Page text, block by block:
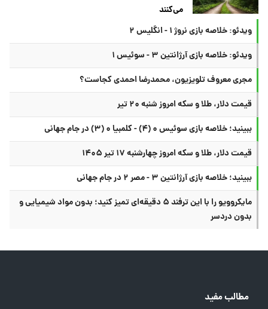
می‌کنند
ویدئو: خلاصه بازی نروژ ۱ - انگلیس ۲
ویدئو: خلاصه بازی آرژانتین ۳ - سوئیس ۱
مجری معروف تلویزیون، محمدرضا احمدی کجاست؟
قیمت دلار، طلا و سکه امروز شنبه ۲۰ تیر
ببینید؛ خلاصه بازی سوئیس ۰ (۴) - کلمبیا ۰ (۳) در جام جهانی
قیمت دلار، طلا و سکه امروز چهارشنبه ۱۷ تیر ۱۴۰۵
ببینید؛ خلاصه بازی آرژانتین ۳ - مصر ۲ در جام جهانی
مایکروویو را با این ترفند ۵ دقیقه‌ای تمیز کنید؛ بدون مواد شیمیایی و
بدون دردسر
مطالب مفید